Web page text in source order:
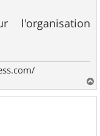
l'organisation
a